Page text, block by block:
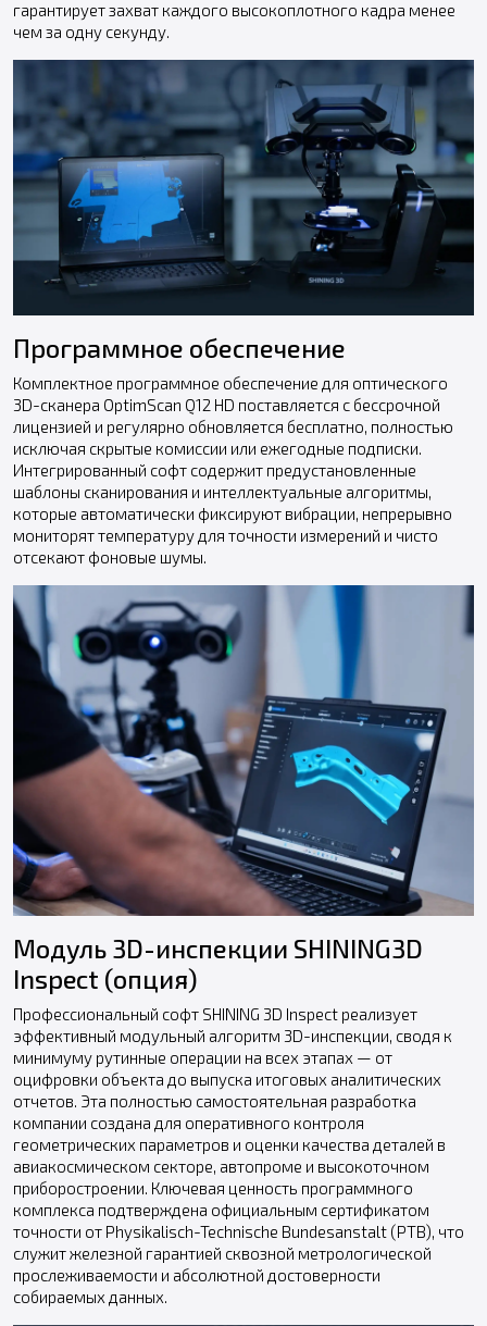
гарантирует захват каждого высокоплотного кадра менее
чем за одну секунду.
Программное обеспечение
Комплектное программное обеспечение для оптического
3D-сканера OptimScan Q12 HD поставляется с бессрочной
лицензией и регулярно обновляется бесплатно, полностью
исключая скрытые комиссии или ежегодные подписки.
Интегрированный софт содержит предустановленные
шаблоны сканирования и интеллектуальные алгоритмы,
которые автоматически фиксируют вибрации, непрерывно
мониторят температуру для точности измерений и чисто
отсекают фоновые шумы.
Модуль 3D-инспекции SHINING3D
Inspect (опция)
Профессиональный софт SHINING 3D Inspect реализует
эффективный модульный алгоритм 3D-инспекции, сводя к
минимуму рутинные операции на всех этапах — от
оцифровки объекта до выпуска итоговых аналитических
отчетов. Эта полностью самостоятельная разработка
компании создана для оперативного контроля
геометрических параметров и оценки качества деталей в
авиакосмическом секторе, автопроме и высокоточном
приборостроении. Ключевая ценность программного
комплекса подтверждена официальным сертификатом
точности от Physikalisch-Technische Bundesanstalt (PTB), что
служит железной гарантией сквозной метрологической
прослеживаемости и абсолютной достоверности
собираемых данных.